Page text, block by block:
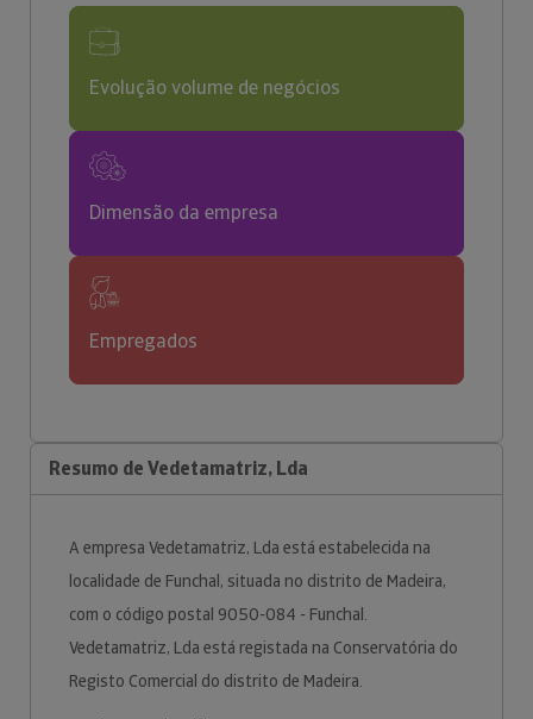
Evolução volume de negócios
Dimensão da empresa
Empregados
Resumo de Vedetamatriz, Lda
A empresa Vedetamatriz, Lda está estabelecida na
localidade de Funchal, situada no distrito de Madeira,
com o código postal 9050-084 - Funchal.
Vedetamatriz, Lda está registada na Conservatória do
Registo Comercial do distrito de Madeira.